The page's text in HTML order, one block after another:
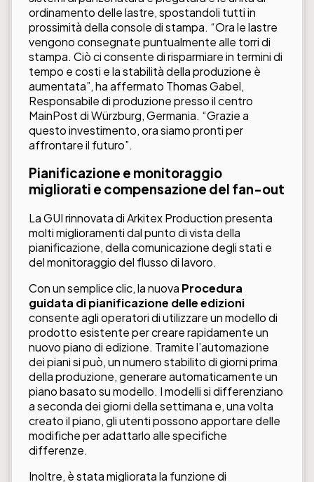
ordinamento delle lastre, spostandoli tutti in
prossimità della console di stampa. “Ora le lastre
vengono consegnate puntualmente alle torri di
stampa. Ciò ci consente di risparmiare in termini di
tempo e costi e la stabilità della produzione è
aumentata”, ha affermato Thomas Gabel,
Responsabile di produzione presso il centro
MainPost di Würzburg, Germania. “Grazie a
questo investimento, ora siamo pronti per
affrontare il futuro”.
Pianificazione e monitoraggio
migliorati e compensazione del fan-out
La GUI rinnovata di Arkitex Production presenta
molti miglioramenti dal punto di vista della
pianificazione, della comunicazione degli stati e
del monitoraggio del flusso di lavoro.
Con un semplice clic, la nuova Procedura
guidata di pianificazione delle edizioni
consente agli operatori di utilizzare un modello di
prodotto esistente per creare rapidamente un
nuovo piano di edizione. Tramite l’automazione
dei piani si può, un numero stabilito di giorni prima
della produzione, generare automaticamente un
piano basato su modello. I modelli si differenziano
a seconda dei giorni della settimana e, una volta
creato il piano, gli utenti possono apportare delle
modifiche per adattarlo alle specifiche
differenze.
Inoltre, è stata migliorata la funzione di